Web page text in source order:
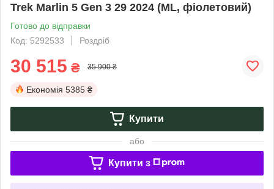
Trek Marlin 5 Gen 3 29 2024 (ML, фіолетовий)
Готово до відправки
Код: 5292533
Роздріб
30 515 ₴ 35 900 ₴
Економія 5385 ₴
Купити
або
Купити з